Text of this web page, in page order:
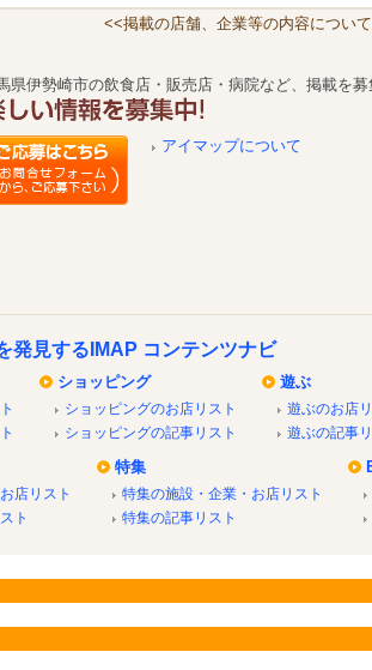
<<掲載の店舗、企業等の内容につい
県伊勢崎市の飲食店・販売店・病院など、掲載を
アイマップについて
発見するIMAP コンテンツナビ
ショッピング
ショッピングのお店リスト
ショッピングの記事リスト
遊ぶ
遊ぶのお店
遊ぶの記事
店リスト
ト
特集
特集の施設・企業・お店リスト
特集の記事リスト